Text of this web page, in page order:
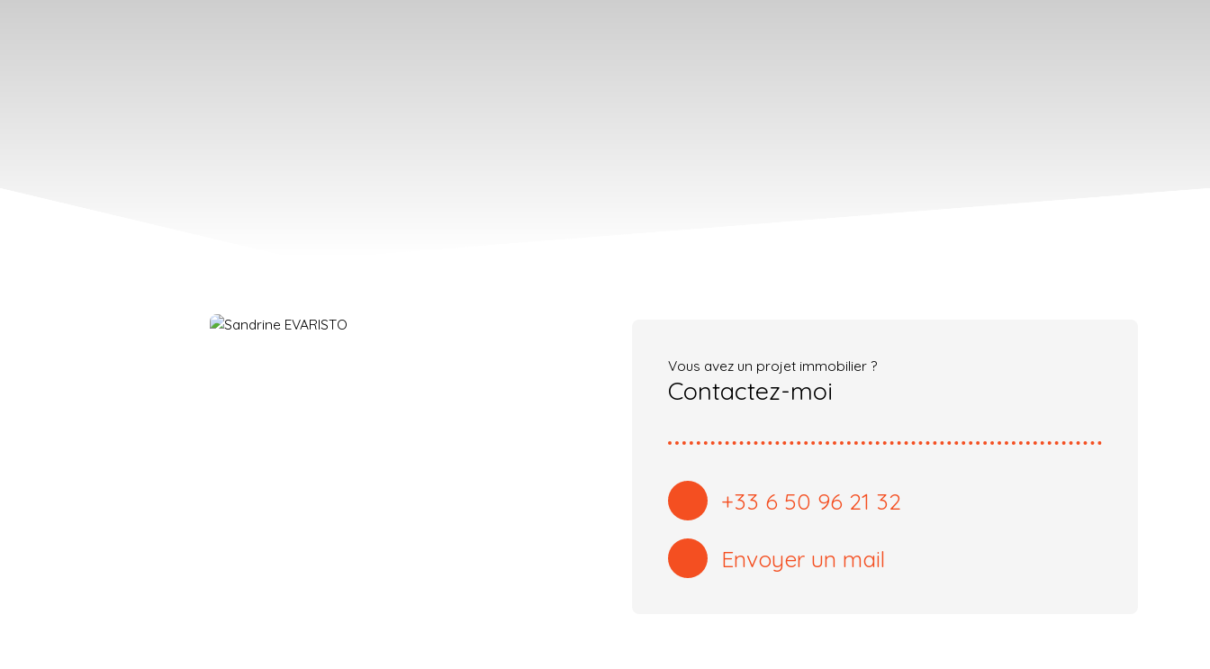
Vous avez un projet immobilier ?
Contactez-moi
+33 6 50 96 21 32
Envoyer un mail